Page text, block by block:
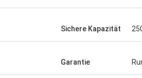
Sichere Kapazität
Garantie